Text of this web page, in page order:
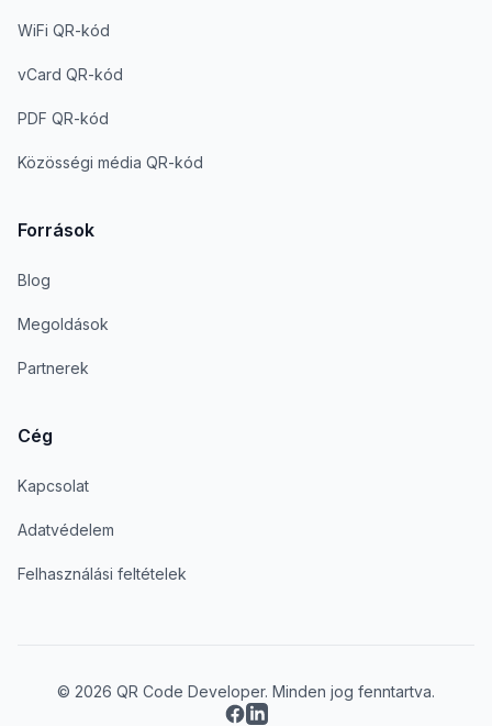
WiFi QR-kód
vCard QR-kód
PDF QR-kód
Közösségi média QR-kód
Források
Blog
Megoldások
Partnerek
Cég
Kapcsolat
Adatvédelem
Felhasználási feltételek
© 2026 QR Code Developer. Minden jog fenntartva.